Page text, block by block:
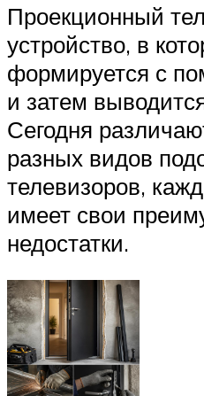
Проекционный
устройство, в
формируется с
и затем
Сегодня
разных видов
телевизоров,
имеет свои
недостатки.